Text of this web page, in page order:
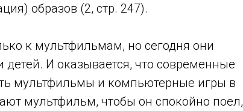
образов (2, стр. 247).
к мультфильмам, но сегодня они
И оказывается, что современные
мультфильмы и компьютерные игры в
мультфильм, чтобы он спокойно поел,